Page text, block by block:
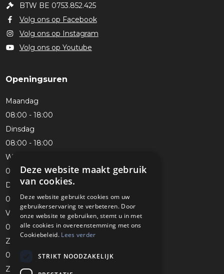
BTW BE 0753.852.425
Volg ons op Facebook
Volg ons op Instagram
Volg ons op Youtube
Openingsuren
Maandag
08:00 - 18:00
Dinsdag
08:00 - 18:00
Woensdag
08:00 - 18:00
Donderdag
08:00 - 18:00
Vrijdag
08:00 - 18:00
Zaterdag
08:00 - 16:00
Zondag
Deze website maakt gebruik
van cookies.
Deze website gebruikt cookies om uw
gebruikerservaring te verbeteren. Door
onze website te gebruiken, stemt u in met
alle cookies in overeenstemming met ons
Cookiebeleid. Lees verder
STRIKT NOODZAKELIJK